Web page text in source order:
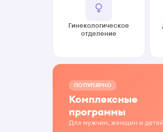
Гинекологическое
отделение
ПОПУЛЯРНО
Комплексные
программы
Для мужчин, женщин и детей